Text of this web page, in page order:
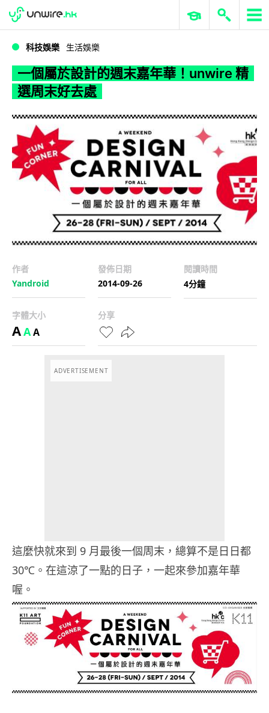
WWDC 2026 ERP 與商業 AI
科技娛樂 生活娛樂
一個屬於設計的週末嘉年華！unwire 精
選周末好去處
作者
Yandroid
發佈日期
2014-09-26
閱讀時間
4分鐘
字體大小
AAA
分享
ADVERTISEMENT
這麼快就來到 9 月最後一個周末，總算不是日日都
30℃。在這涼了一點的日子，一起來參加嘉年華
喔。